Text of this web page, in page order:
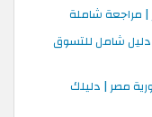
| مراجعة شاملة
شامل للتسوق
مصر | دليلك